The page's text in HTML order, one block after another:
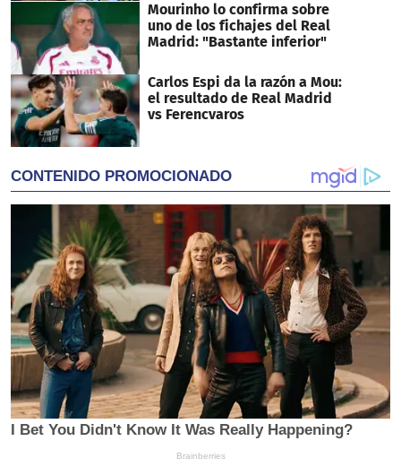
Mourinho lo confirma sobre
uno de los fichajes del Real
Madrid: "Bastante inferior"
Carlos Espi da la razón a Mou:
el resultado de Real Madrid
vs Ferencvaros